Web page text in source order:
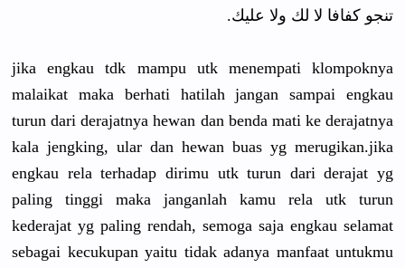
تنجو كفافا لا لك ولا عليك.
jika engkau tdk mampu utk menempati klompoknya
malaikat maka berhati hatilah jangan sampai engkau
turun dari derajatnya hewan dan benda mati ke derajatnya
kala jengking, ular dan hewan buas yg merugikan.jika
engkau rela terhadap dirimu utk turun dari derajat yg
paling tinggi maka janganlah kamu rela utk turun
kederajat yg paling rendah, semoga saja engkau selamat
sebagai kecukupan yaitu tidak adanya manfaat untukmu